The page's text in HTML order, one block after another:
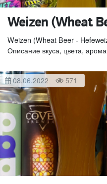
Weizen (Wheat
Weizen (Wheat Beer -
Описание вкуса, цвета,
08.06.2022 571